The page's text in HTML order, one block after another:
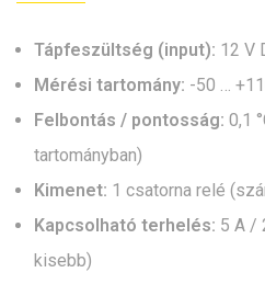
Tápfeszültség (input): 12 V
Mérési tartomány: -50 …
Felbontás / pontosság: 0,1
tartományban)
Kimenet: 1 csatorna relé
Kapcsolható terhelés: 5 A /
kisebb)